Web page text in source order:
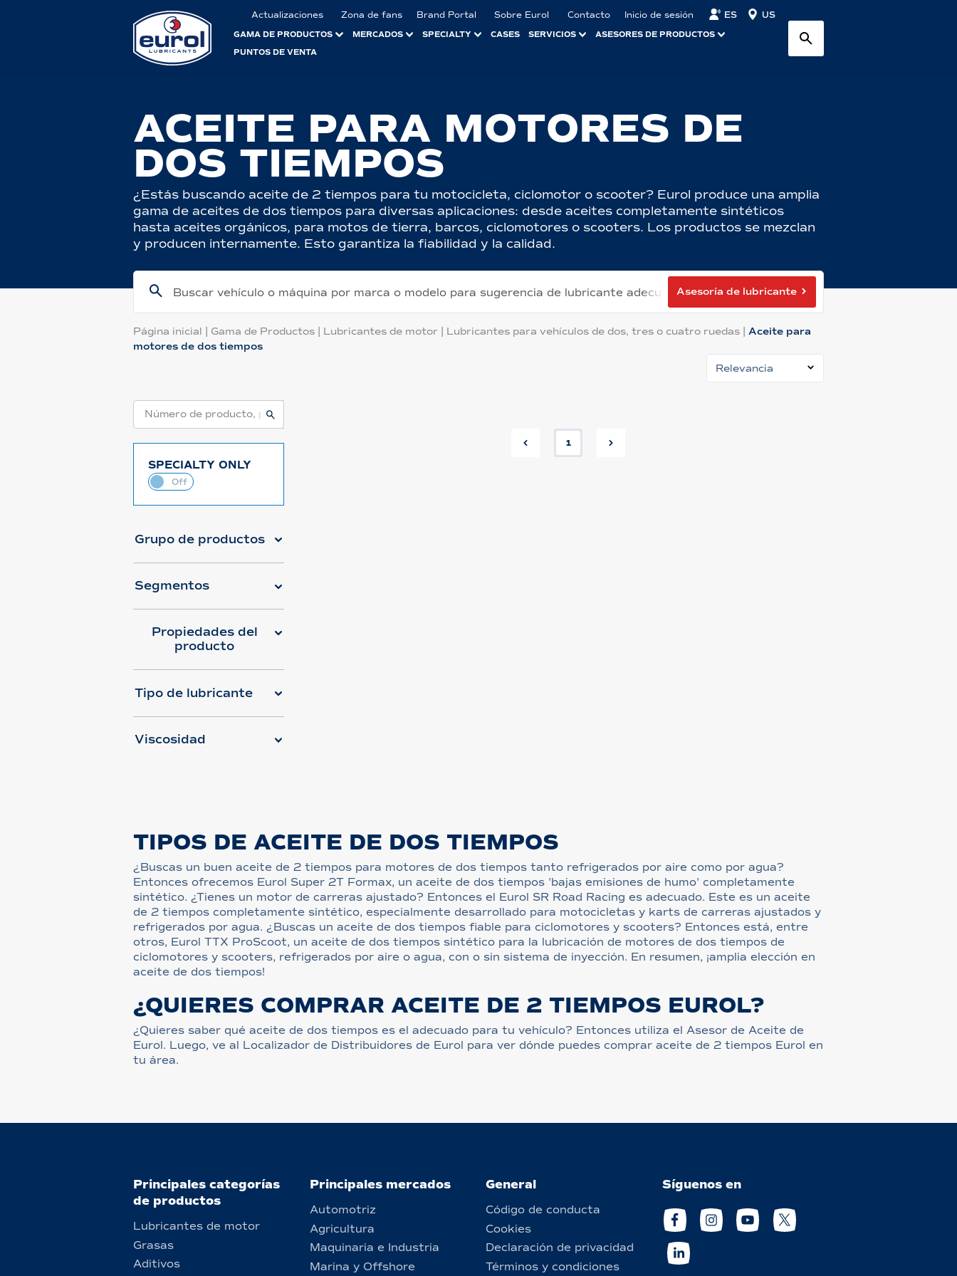
Actualizaciones Zona de fans Brand Portal Sobre Eurol Contacto Inicio de sesión ES US
GAMA DE PRODUCTOS MERCADOS SPECIALTY CASES SERVICIOS
ASESORES DE PRODUCTOS
PUNTOS DE VENTA
ACEITE PARA MOTORES DE
DOS TIEMPOS
¿Estás buscando aceite de 2 tiempos para tu motocicleta, ciclomotor o scooter? Eurol produce una amplia
gama de aceites de dos tiempos para diversas aplicaciones: desde aceites completamente sintéticos
hasta aceites orgánicos, para motos de tierra, barcos, ciclomotores o scooters. Los productos se mezclan
y producen internamente. Esto garantiza la fiabilidad y la calidad.
Buscar vehículo o máquina por marca o modelo para sugerencia de lubricante adecuadoAsesoría de lubricante
Página inicial Gama de Productos Lubricantes de motor Lubricantes para vehículos de dos, tres o cuatro ruedas |Aceite para
motores de dos tiempos
Relevancia
SPECIALTY ONLY
Grupo de productos
Segmentos
Propiedades del
producto
Tipo de lubricante
Viscosidad
1
TIPOS DE ACEITE DE DOS TIEMPOS
¿Buscas un buen aceite de 2 tiempos para motores de dos tiempos tanto refrigerados por aire como por agua?
Entonces ofrecemos Eurol Super 2T Formax, un aceite de dos tiempos 'bajas emisiones de humo' completamente
sintético. ¿Tienes un motor de carreras ajustado? Entonces el Eurol SR Road Racing es adecuado. Este es un aceite
de 2 tiempos completamente sintético, especialmente desarrollado para motocicletas y karts de carreras ajustados y
refrigerados por agua. ¿Buscas un aceite de dos tiempos fiable para ciclomotores y scooters? Entonces está, entre
otros, Eurol TTX ProScoot, un aceite de dos tiempos sintético para la lubricación de motores de dos tiempos de
ciclomotores y scooters, refrigerados por aire o agua, con o sin sistema de inyección. En resumen, ¡amplia elección en
aceite de dos tiempos!
¿QUIERES COMPRAR ACEITE DE 2 TIEMPOS EUROL?
¿Quieres saber qué aceite de dos tiempos es el adecuado para tu vehículo? Entonces utiliza el Asesor de Aceite de
Eurol. Luego, ve al Localizador de Distribuidores de Eurol para ver dónde puedes comprar aceite de 2 tiempos Eurol en
tu área.
Principales categorías
de productos
Lubricantes de motor
Grasas
Aditivos
Principales mercados
Automotriz
Agricultura
Maquinaria e Industria
Marina y Offshore
General
Código de conducta
Cookies
Declaración de privacidad
Términos y condiciones
Síguenos en